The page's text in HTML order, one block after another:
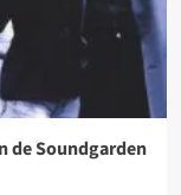
de Soundgarden